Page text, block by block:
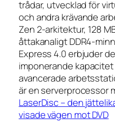
trådar, utvecklad för
och andra krävande
Zen 2-arkitektur, 128
åttakanaligt DDR4-
Express 4.0 erbjuder
imponerande
avancerade
är en serverprocessor
LaserDisc – den
visade vägen mot DVD